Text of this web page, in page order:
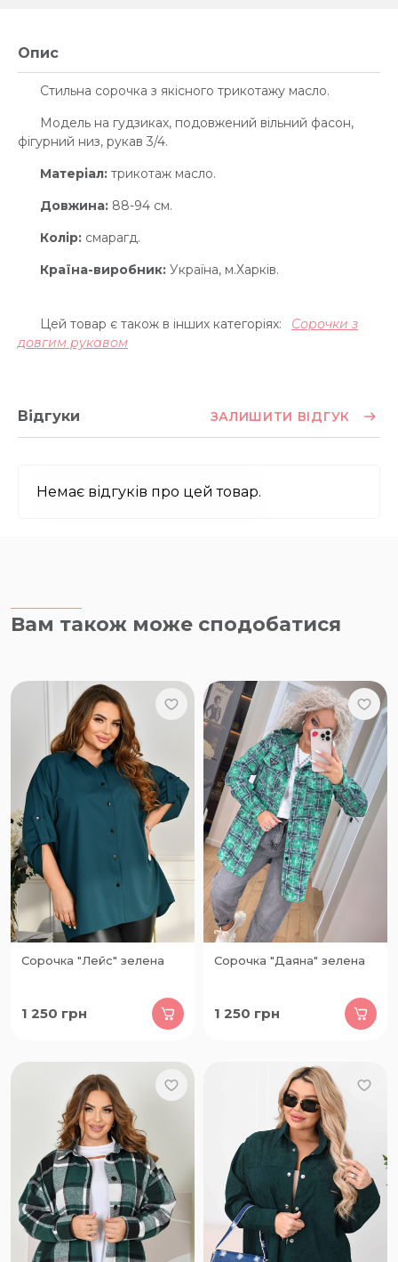
Опис
Стильна сорочка з якісного трикотажу масло.
Модель на гудзиках, подовжений вільний фасон,
фігурний низ, рукав 3/4.
Матеріал: трикотаж масло.
Довжина: 88-94 см.
Колір: смарагд.
Країна-виробник: Україна, м.Харків.
Цей товар є також в інших категоріях:
Сорочки з
довгим рукавом
Відгуки ЗАЛИШИТИ ВІДГУК
Немає відгуків про цей товар.
Вам також може сподобатися
Сорочка "Лейс" зелена
1 250 грн
Сорочка "Даяна" зелена
1 250 грн